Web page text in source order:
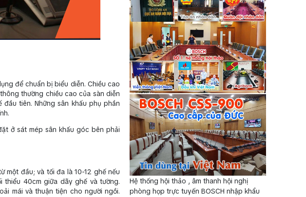
để chuẩn bị biểu diễn. Chiều cao
thường chiều cao của sàn diễn
tiên. Những sân khấu phụ phần
ở sát mép sân khấu góc bên phải
đầu; và tối đa là 10-12 ghế nếu
40cm giữa dãy ghế và tường.
mái và thuận tiện cho người ngồi.
Hệ thống hội thảo , âm thanh hội nghị
phòng họp trực tuyến BOSCH nhập khẩu